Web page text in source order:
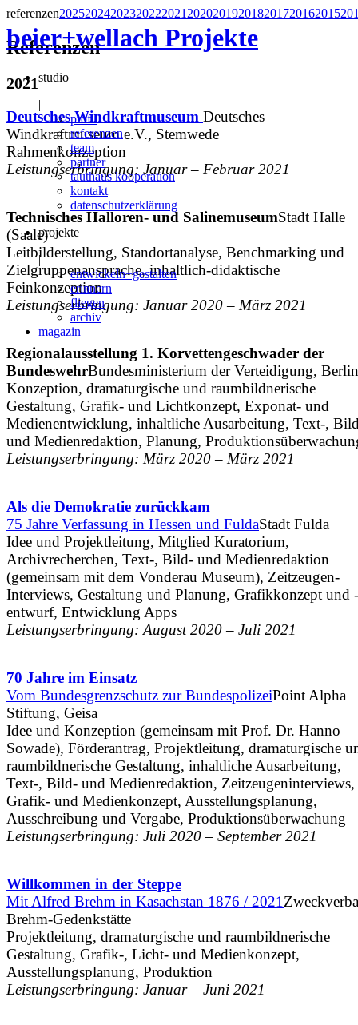
beier+wellach Projekte
studio
|
profil
referenzen
team
partner
tauthaus kooperation
kontakt
datenschutzerklärung
projekte
|
entwickeln+gestalten
erinnern
fliegen
archiv
magazin
referenzen20252024202320222021 202020192018201720162015
Referenzen
2021
Deutsches Windkraftmuseum Deutsches
Windkraftmuseum e.V., Stemwede
Rahmenkonzeption
Leistungserbringung: Januar – Februar 2021
Technisches Halloren- und SalinemuseumStadt Halle
(Saale)
Leitbilderstellung, Standortanalyse, Benchmarking und
Zielgruppenansprache, inhaltlich-didaktische
Feinkonzeption
Leistungserbringung: Januar 2020 – März 2021
Regionalausstellung 1. Korvettengeschwader der
BundeswehrBundesministerium der Verteidigung, Berlin
Konzeption, dramaturgische und raumbildnerische
Gestaltung, Grafik- und Lichtkonzept, Exponat- und
Medienentwicklung, inhaltliche Ausarbeitung, Text-,
und Medienredaktion, Planung,
Leistungserbringung: März 2020 – März 2021
Als die Demokratie zurückkam
75 Jahre Verfassung in Hessen und FuldaStadt Fulda
Idee und Projektleitung, Mitglied Kuratorium,
Archivrecherchen, Text-, Bild- und Medienredaktion
(gemeinsam mit dem Vonderau Museum), Zeitzeugen-
Interviews, Gestaltung und Planung, Grafikkonzept und -
entwurf, Entwicklung Apps
Leistungserbringung: August 2020 – Juli 2021
70 Jahre im Einsatz
Vom Bundesgrenzschutz zur BundespolizeiPoint Alpha
Stiftung, Geisa
Idee und Konzeption (gemeinsam mit Prof. Dr. Hanno
Sowade), Förderantrag, Projektleitung, dramaturgische
raumbildnerische Gestaltung, inhaltliche Ausarbeitung,
Text-, Bild- und Medienredaktion, Zeitzeugeninterviews,
Grafik- und Medienkonzept, Ausstellungsplanung,
Ausschreibung und Vergabe, Produktionsüberwachung
Leistungserbringung: Juli 2020 – September 2021
Willkommen in der Steppe
Mit Alfred Brehm in Kasachstan 1876 / 2021
Brehm-Gedenkstätte
Projektleitung, dramaturgische und raumbildnerische
Gestaltung, Grafik-, Licht- und Medienkonzept,
Ausstellungsplanung, Produktion
Leistungserbringung: Januar – Juni 2021